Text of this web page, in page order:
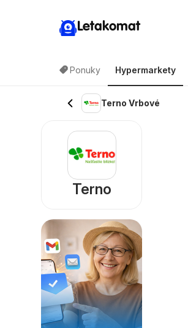
Letakomat
Ponuky Hypermarkety
Terno Vrbové
Terno